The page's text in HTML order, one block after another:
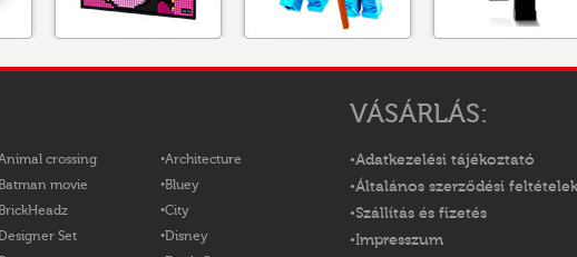
crossing
movie
Set
Architecture
Bluey
City
Disney
VÁSÁRLÁS:
Adatkezelési tájékoztató
Általános szerződési feltételek
Szállítás és fizetés
Impresszum